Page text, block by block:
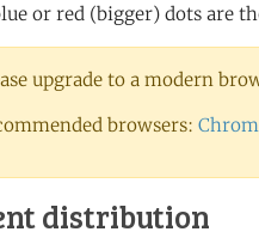
or red (bigger) dots are
upgrade to a modern
browsers:
distribution